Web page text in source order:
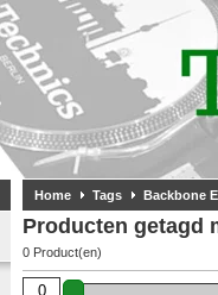
Home Tags Backbone
Producten getagd
0 Product(en)